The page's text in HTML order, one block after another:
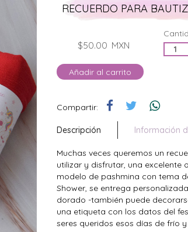
RECUERDO PARA
$50.00 MXN
Añadir al carrito
Compartir:
Descripción Información
Muchas veces queremos un
utilizar y disfrutar, una excelente
modelo de pashmina con tema
Shower, se entrega
dorado -también puede
una etiqueta con los datos del
seres queridos esos días de frío